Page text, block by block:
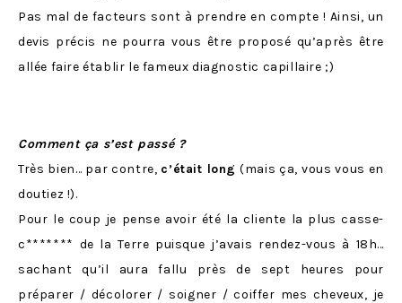
Pas mal de facteurs sont à prendre en compte ! Ainsi, un
devis précis ne pourra vous être proposé qu’après être
allée faire établir le fameux diagnostic capillaire ;)
Comment ça s’est passé ?
Très bien… par contre, c’était long (mais ça, vous vous en
doutiez !).
Pour le coup je pense avoir été la cliente la plus casse-
c******* de la Terre puisque j’avais rendez-vous à 18h…
sachant qu’il aura fallu près de sept heures pour
préparer / décolorer / soigner / coiffer mes cheveux, je